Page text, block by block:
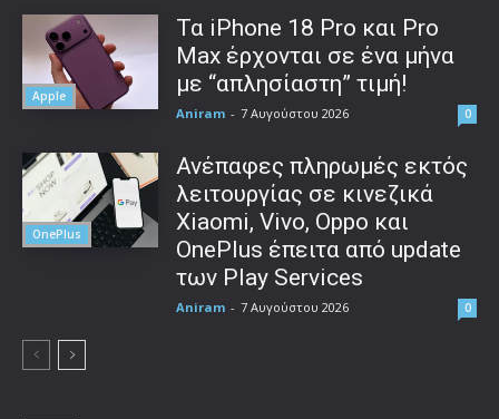
Apple
Τα iPhone 18 Pro και Pro
Max έρχονται σε ένα μήνα
με “απλησίαστη” τιμή!
Aniram - 7 Αυγούστου 2026 0
OnePlus
Ανέπαφες πληρωμές εκτός
λειτουργίας σε κινεζικά
Xiaomi, Vivo, Oppo και
OnePlus έπειτα από update
των Play Services
Aniram - 7 Αυγούστου 2026 0